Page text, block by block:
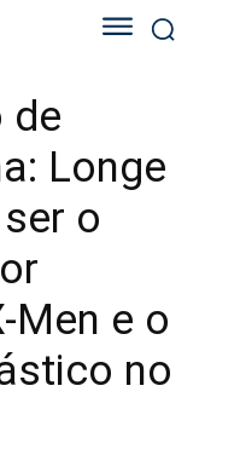
de
Longe
o
Men e o
no